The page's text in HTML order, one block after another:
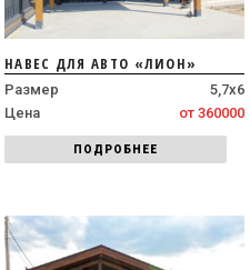
НАВЕС ДЛЯ АВТО «ЛИОН»
Размер
5,7х6
Цена
от 360000
ПОДРОБНЕЕ